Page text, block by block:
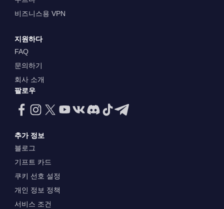
비즈니스용 VPN
지원하다
FAQ
문의하기
회사 소개
팔로우
추가 정보
블로그
기프트 카드
쿠키 선호 설정
개인 정보 정책
서비스 조건